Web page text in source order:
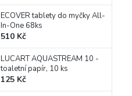
ECOVER tablety do myčky All-
In-One 68ks
510 Kč
LUCART AQUASTREAM 10 -
toaletní papír, 10 ks
125 Kč